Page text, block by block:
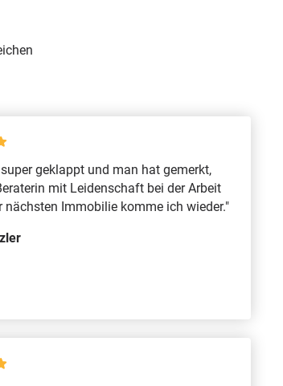
geklappt und man hat gemerkt,
mit Leidenschaft bei der Arbeit
nächsten Immobilie komme ich wieder."